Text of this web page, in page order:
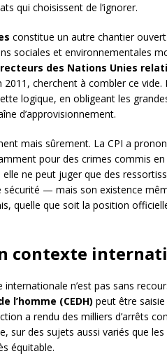
qui choisissent de l’ignorer.
constitue un autre chantier
sociales et environnementales
des Nations Unies
2011, cherchent à combler ce vide.
logique, en obligeant les
d’approvisionnement.
mais sûrement. La CPI a
pour des crimes commis en
ne peut juger que des
sécurité — mais son existence
quelle que soit la position
contexte
n’est pas sans
l’homme (CEDH) peut être saisie
a rendu des milliers d’arrêts
sur des sujets aussi variés que
équitable.